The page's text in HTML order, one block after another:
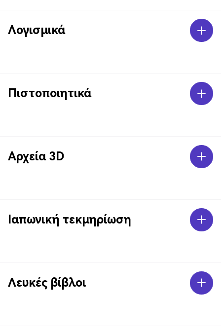
Λογισμικά
Πιστοποιητικά
Αρχεία 3D
Ιαπωνική τεκμηρίωση
Λευκές βίβλοι